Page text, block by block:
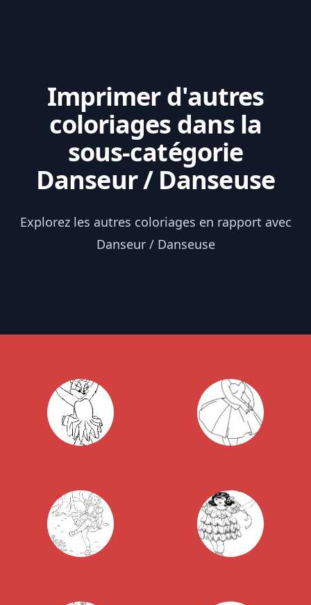
Imprimer d'autres
coloriages dans la
sous-catégorie
Danseur / Danseuse
Explorez les autres coloriages en rapport avec
Danseur / Danseuse